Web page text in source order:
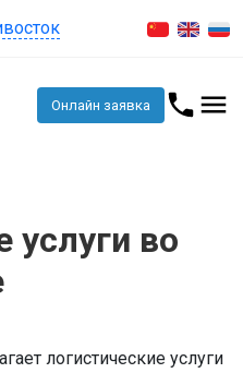
Онлайн заявка
услуги во
логистические услуги